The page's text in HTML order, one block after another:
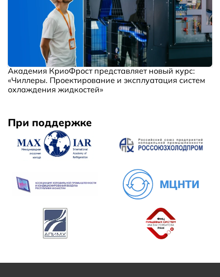
Академия КриоФрост представляет новый курс:
«Чиллеры. Проектирование и эксплуатация систем
охлаждения жидкостей»
При поддержке